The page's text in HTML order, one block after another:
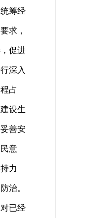
筹经
求，
促进
深入
占
设生
善安
意
力
治。
已经